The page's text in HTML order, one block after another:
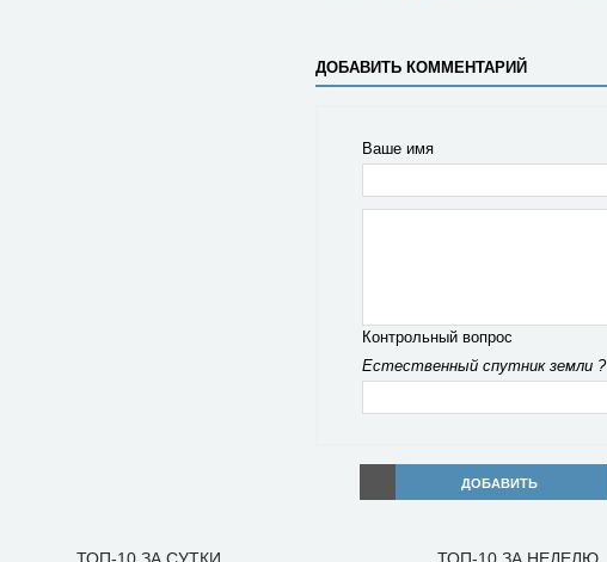
ДОБАВИТЬ КОММЕНТАРИЙ
Ваше имя
Контрольный вопрос
Естественный спутник земли ?
ДОБАВИТЬ